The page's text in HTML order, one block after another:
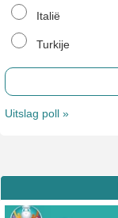
Italië
Turkije
Uitslag poll »